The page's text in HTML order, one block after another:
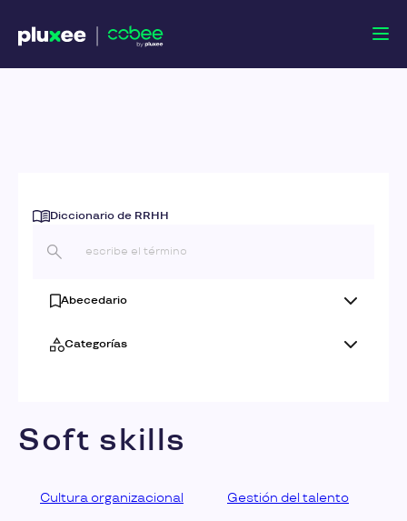
Diccionario de RRHH
Abecedario
Categorías
Soft skills
Cultura organizacional Gestión del talento